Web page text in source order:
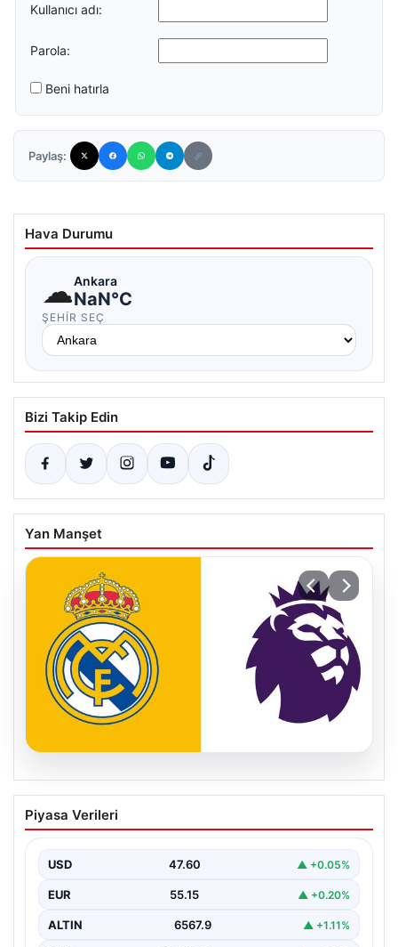
Kullanıcı adı:
Parola:
Beni hatırla
Paylaş:
Hava Durumu
☁Ankara
NaN°C
ŞEHIR SEÇ
Bizi Takip Edin
Yan Manşet
05.08.2026
Fulham, Madrid’den İki Yetenekli
Futbolcu ile Güçleniyor
döneminde önemli bir hamle yaparak İspanya'nın
köklü…
Piyasa Verileri
USD 47.60 ▲ +0.05%
EUR 55.15 ▲ +0.20%
ALTIN 6567.9 ▲ +1.11%